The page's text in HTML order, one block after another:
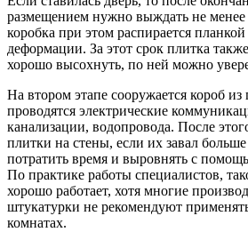
размещением нужно выждать не менее
коробка при этом распирается
деформации. За этот срок плитка
хорошо высохнуть, по ней можно
На втором этапе сооружается короб из
проводятся электрические
канализации, водопровода. После
плитки на стены, если их завал
потратить время и выровнять с
По практике работы специалистов,
хорошо работает, хотя многие
штукатурки не рекомендуют
комнатах.